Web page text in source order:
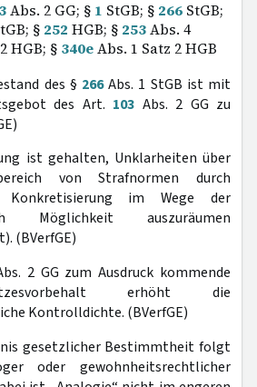
Abs. 2 GG; § 1 StGB; § 266 StGB;
§ 252 HGB; § 253Abs. 4
HGB; § 340eAbs. 1 Satz 2 HGB
des § 266Abs. 1 StGB ist mit
des Art. 103 Abs. 2 GG zu
ist gehalten, Unklarheiten über
von Strafnormen durch
Konkretisierung im Wege der
Möglichkeit auszuräumen
(BVerfGE)
2 GG zum Ausdruck kommende
erhöht die
Kontrolldichte. (BVerfGE)
gesetzlicher Bestimmtheit folgt
oder gewohnheitsrechtlicher